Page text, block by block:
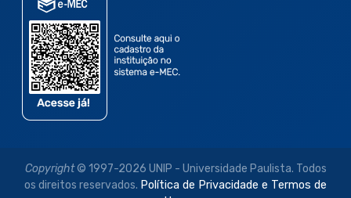
Copyright© 1997-2026 UNIP - Universidade Paulista. Todos
os direitos reservados. Política de Privacidade e Termos de